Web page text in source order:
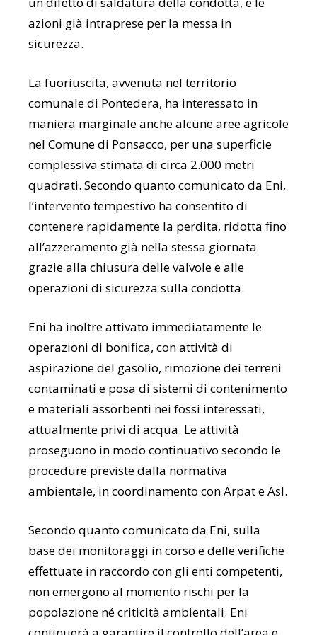
azioni già intraprese per la messa in
sicurezza.
La fuoriuscita, avvenuta nel territorio
comunale di Pontedera, ha interessato in
maniera marginale anche alcune aree agricole
nel Comune di Ponsacco, per una superficie
complessiva stimata di circa 2.000 metri
quadrati. Secondo quanto comunicato da Eni,
l’intervento tempestivo ha consentito di
contenere rapidamente la perdita, ridotta fino
all’azzeramento già nella stessa giornata
grazie alla chiusura delle valvole e alle
operazioni di sicurezza sulla condotta.
Eni ha inoltre attivato immediatamente le
operazioni di bonifica, con attività di
aspirazione del gasolio, rimozione dei terreni
contaminati e posa di sistemi di contenimento
e materiali assorbenti nei fossi interessati,
attualmente privi di acqua. Le attività
proseguono in modo continuativo secondo le
procedure previste dalla normativa
ambientale, in coordinamento con Arpat e Asl.
Secondo quanto comunicato da Eni, sulla
base dei monitoraggi in corso e delle verifiche
effettuate in raccordo con gli enti competenti,
non emergono al momento rischi per la
popolazione né criticità ambientali. Eni